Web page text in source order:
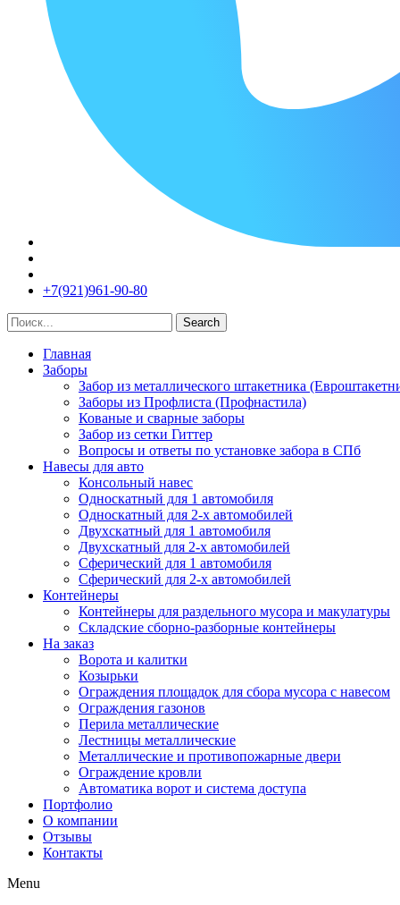
+7(921)961-90-80​
Search
Главная
Заборы
Забор из металлического штакетника
Заборы из Профлиста (Профнастила)
Кованые и сварные заборы
Забор из сетки Гиттер
Вопросы и ответы по установке забора в СПб
Навесы для авто
Консольный навес
Односкатный для 1 автомобиля
Односкатный для 2-х автомобилей
Двухскатный для 1 автомобиля
Двухскатный для 2-х автомобилей
Сферический для 1 автомобиля
Сферический для 2-х автомобилей
Контейнеры
Контейнеры для раздельного мусора и макулатуры
Складские сборно-разборные контейнеры
На заказ
Ворота и калитки
Козырьки
Ограждения площадок для сбора мусора с навесом
Ограждения газонов
Перила металлические
Лестницы металлические
Металлические и противопожарные двери
Ограждение кровли
Автоматика ворот и система доступа
Портфолио
О компании
Отзывы
Контакты
Menu